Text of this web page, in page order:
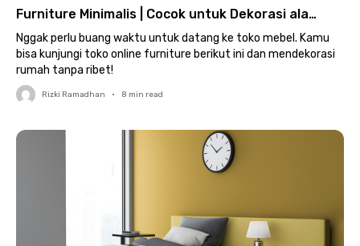
Furniture Minimalis | Cocok untuk Dekorasi ala
Pinterest dan Tumblr!
Nggak perlu buang waktu untuk datang ke toko mebel. Kamu
bisa kunjungi toko online furniture berikut ini dan mendekorasi
rumah tanpa ribet!
Rizki Ramadhan • 8 min read